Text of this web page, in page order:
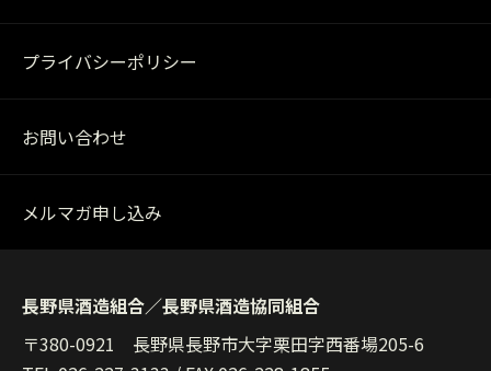
プライバシーポリシー
お問い合わせ
メルマガ申し込み
長野県酒造組合／長野県酒造協同組合
〒380-0921 長野県長野市大字栗田字西番場205-6